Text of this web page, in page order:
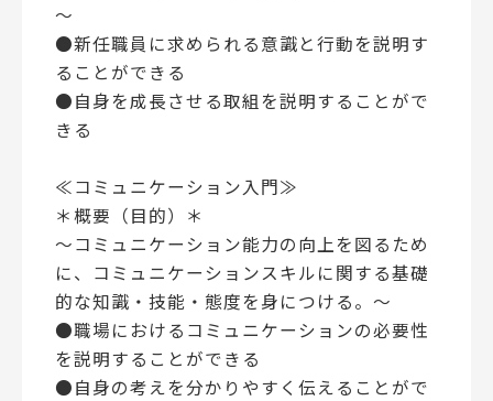
～
●新任職員に求められる意識と行動を説明す
ることができる
●自身を成長させる取組を説明することがで
きる
≪コミュニケーション入門≫
＊概要（目的）＊
～コミュニケーション能力の向上を図るため
に、コミュニケーションスキルに関する基礎
的な知識・技能・態度を身につける。～
●職場におけるコミュニケーションの必要性
を説明することができる
●自身の考えを分かりやすく伝えることがで